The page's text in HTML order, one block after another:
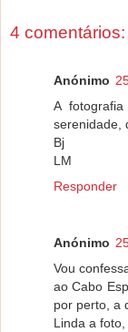
4 comentários:
Anónimo
A
serenidade,
Bj
LM
Responder
Anónimo
Vou
ao Cabo
por perto, a
Linda a foto,